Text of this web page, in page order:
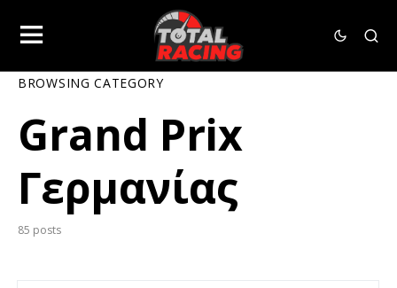
BROWSING CATEGORY
Grand Prix
Γερμανίας
85 posts